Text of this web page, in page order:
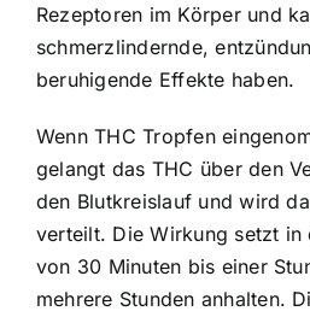
Rezeptoren im Körper und
schmerzlindernde,
beruhigende Effekte haben.
Wenn THC Tropfen
gelangt das THC über den
den Blutkreislauf und wird
verteilt. Die Wirkung setzt in
von 30 Minuten bis einer
mehrere Stunden anhalten.